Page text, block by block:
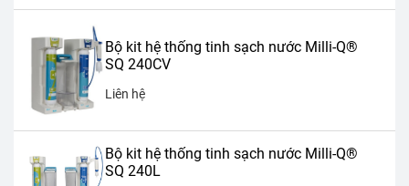
Bộ kit hệ thống tinh sạch nước Milli-Q®
SQ 240CV
Liên hệ
Bộ kit hệ thống tinh sạch nước Milli-Q®
SQ 240L